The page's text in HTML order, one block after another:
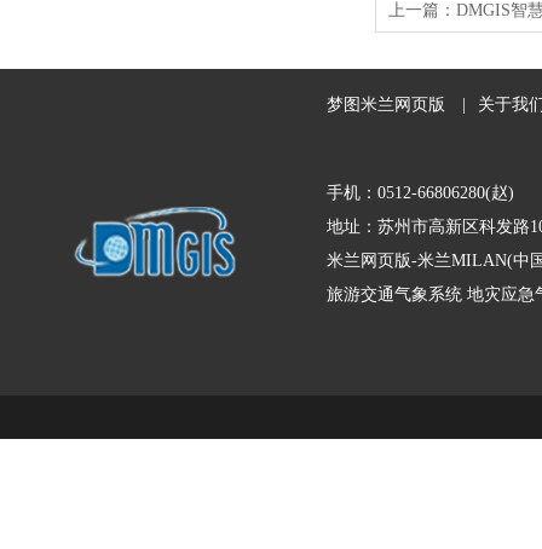
上一篇： DMGIS智
梦图米兰网页版 关于我
手机：0512-66806280(赵)
地址：苏州市高新区科发路
米兰网页版-米兰MILAN(中
旅游交通气象系统 地灾应急